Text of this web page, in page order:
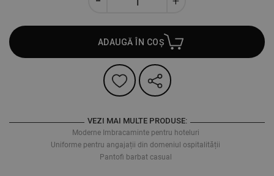
ADAUGĂ ÎN COȘ
VEZI MAI MULTE PRODUSE:
Moderne Imbracaminte pentru hoteluri
Uniforme pentru angajații din domeniul ospitalității
Pantofi barbat casual